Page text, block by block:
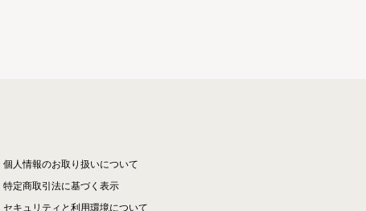
個人情報のお取り扱いについて
特定商取引法に基づく表示
セキュリティと利用環境について